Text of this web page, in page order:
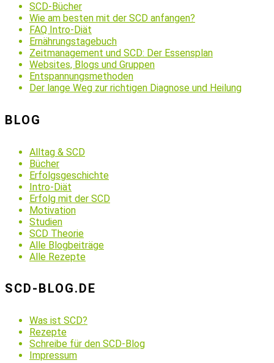
SCD-Bücher
Wie am besten mit der SCD anfangen?
FAQ Intro-Diät
Ernährungstagebuch
Zeitmanagement und SCD: Der Essensplan
Websites, Blogs und Gruppen
Entspannungsmethoden
Der lange Weg zur richtigen Diagnose und Heilung
BLOG
Alltag & SCD
Bücher
Erfolgsgeschichte
Intro-Diät
Erfolg mit der SCD
Motivation
Studien
SCD Theorie
Alle Blogbeiträge
Alle Rezepte
SCD-BLOG.DE
Was ist SCD?
Rezepte
Schreibe für den SCD-Blog
Impressum